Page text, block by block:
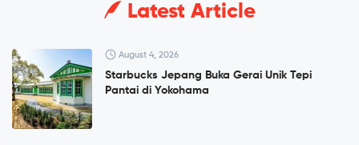
Latest Article
August 4, 2026
Starbucks Jepang Buka Gerai Unik Tepi
Pantai di Yokohama